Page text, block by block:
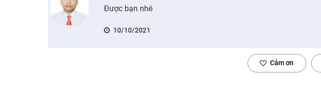
Được bạn nhé
10/10/2021
Cảm ơn